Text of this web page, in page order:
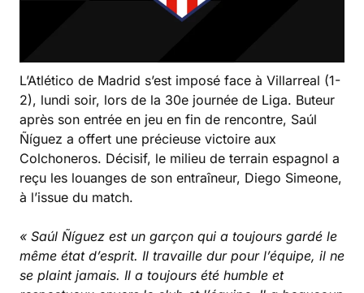
L’Atlético de Madrid s’est imposé face à Villarreal (1-
2), lundi soir, lors de la 30e journée de Liga. Buteur
après son entrée en jeu en fin de rencontre, Saúl
Ñíguez a offert une précieuse victoire aux
Colchoneros. Décisif, le milieu de terrain espagnol a
reçu les louanges de son entraîneur, Diego Simeone,
à l’issue du match.
« Saúl Ñíguez est un garçon qui a toujours gardé le
même état d’esprit. Il travaille dur pour l’équipe, il ne
se plaint jamais. Il a toujours été humble et